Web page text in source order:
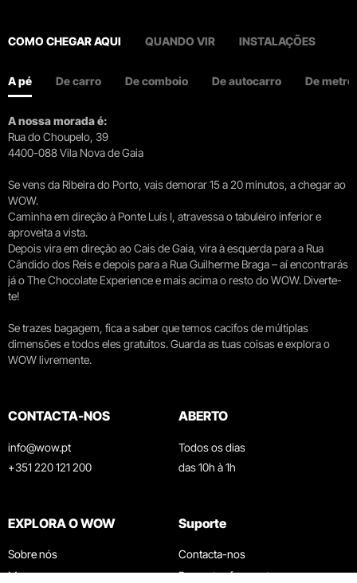
COMO CHEGAR AQUI QUANDO VIR INSTALAÇÕES
A pé De carro De comboio De autocarro De metro
A nossa morada é:
Rua do Choupelo, 39
4400-088 Vila Nova de Gaia
Se vens da Ribeira do Porto, vais demorar 15 a 20 minutos, a chegar ao
WOW.
Caminha em direção à Ponte Luís I, atravessa o tabuleiro inferior e
aproveita a vista.
Depois vira em direção ao Cais de Gaia, vira à esquerda para a Rua
Cândido dos Reis e depois para a Rua Guilherme Braga – aí encontrarás
já o The Chocolate Experience e mais acima o resto do WOW. Diverte-
te!
Se trazes bagagem, fica a saber que temos cacifos de múltiplas
dimensões e todos eles gratuitos. Guarda as tuas coisas e explora o
WOW livremente.
CONTACTA-NOS
info@wow.pt
+351 220 121 200
ABERTO
Todos os dias
das 10h à 1h
EXPLORA O WOW
Sobre nós
Museus
Suporte
Contacta-nos
Perguntas frequentes